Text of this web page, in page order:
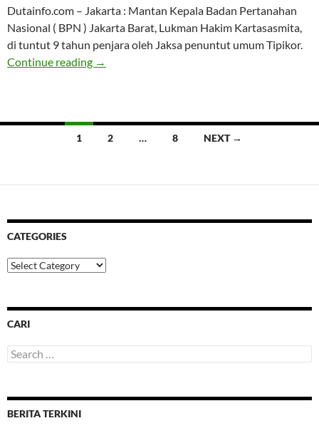
Dutainfo.com – Jakarta : Mantan Kepala Badan Pertanahan
Nasional ( BPN ) Jakarta Barat, Lukman Hakim Kartasasmita,
di tuntut 9 tahun penjara oleh Jaksa penuntut umum Tipikor.
Continue reading Mantan Kepala BPN Jakarta Barat Di Vonis 9
→
1 2 … 8 NEXT →
CATEGORIES
Categories
CARI
Search
for:
BERITA TERKINI